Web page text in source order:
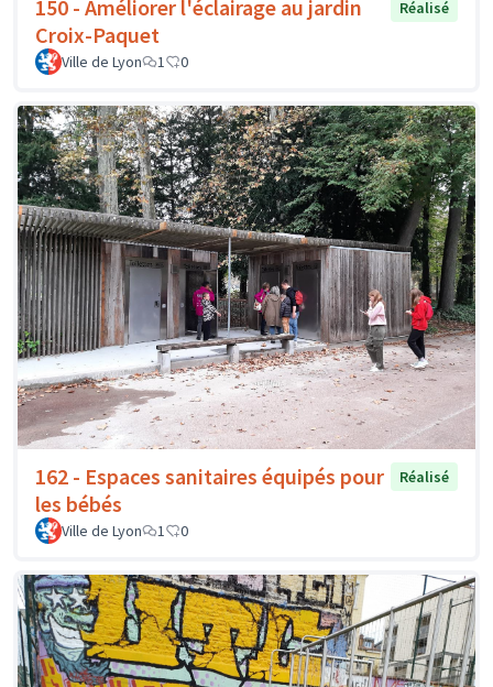
150 - Améliorer l'éclairage au jardin
Croix-Paquet
Réalisé
Ville de Lyon 1 0
162 - Espaces sanitaires équipés pour
les bébés
Réalisé
Ville de Lyon 1 0